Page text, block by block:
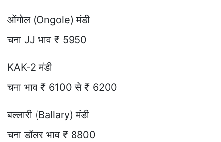
ओंगोल (Ongole) मंडी
चना JJ भाव ₹ 5950
KAK-2 मंडी
चना भाव ₹ 6100 से ₹ 6200
बल्लारी (Ballary) मंडी
चना डॉलर भाव ₹ 8800